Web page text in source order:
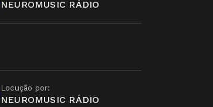
NEUROMUSIC RÁDIO
Locução por:
NEUROMUSIC RÁDIO